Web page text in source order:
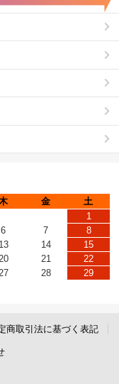
金
土
1
6 7
8
13 14
15
21
22
28
29
商取引法に基づく表記